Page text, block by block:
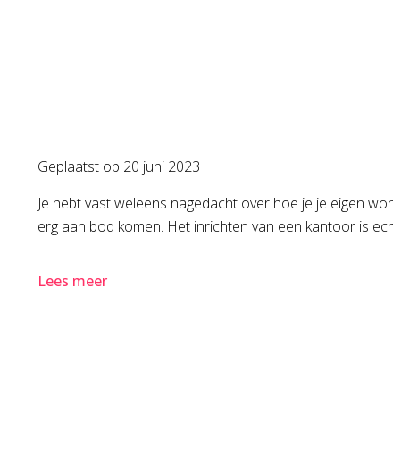
Geplaatst op 20 juni 2023
Je hebt vast weleens nagedacht over hoe je je eigen
erg aan bod komen. Het inrichten van een kantoor is
Lees meer